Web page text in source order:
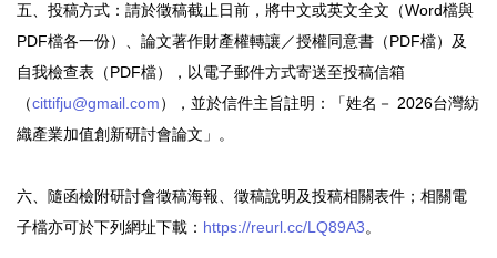
五、投稿方式：請於徵稿截止日前，將中文或英文全文（Word檔與
PDF檔各一份）、論文著作財產權轉讓／授權同意書（PDF檔）及
自我檢查表（PDF檔），以電子郵件方式寄送至投稿信箱
（cittifju@gmail.com），並於信件主旨註明：「姓名－ 2026台灣紡
織產業加值創新研討會論文」。
六、隨函檢附研討會徵稿海報、徵稿說明及投稿相關表件；相關電
子檔亦可於下列網址下載： https://reurl.cc/LQ89A3。